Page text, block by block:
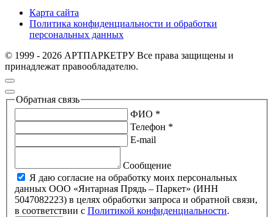
Карта сайта
Политика конфиденциальности и обработки
персональных данных
© 1999 - 2026 АРТПАРКЕТРУ Все права защищены и
принадлежат правообладателю.
Обратная связь
ФИО *
Телефон *
E-mail
Сообщение
Я даю согласие на обработку моих персональных
данных ООО «Янтарная Прядь – Паркет» (ИНН
5047082223) в целях обработки запроса и обратной связи,
в соответствии с Политикой конфиденциальности.